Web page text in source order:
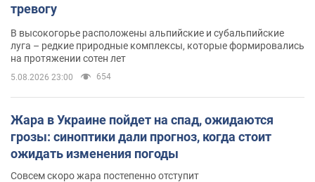
тревогу
В высокогорье расположены альпийские и субальпийские
луга – редкие природные комплексы, которые формировались
на протяжении сотен лет
5.08.2026 23:00 654
Жара в Украине пойдет на спад, ожидаются
грозы: синоптики дали прогноз, когда стоит
ожидать изменения погоды
Совсем скоро жара постепенно отступит